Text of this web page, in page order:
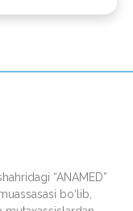
“ANAMED”
bo‘lib,